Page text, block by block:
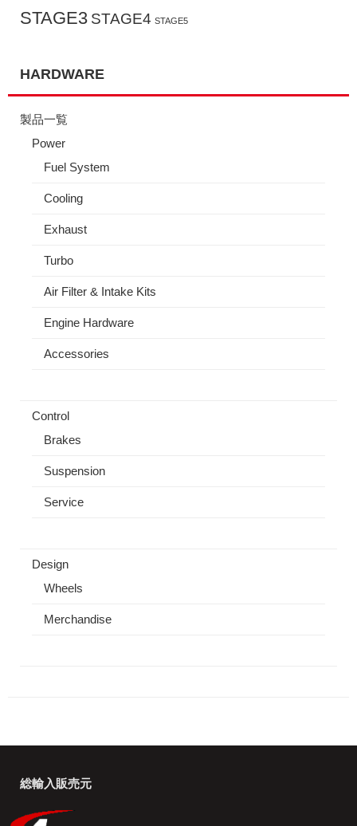
STAGE3 STAGE4 STAGE5
HARDWARE
製品一覧
Power
Fuel System
Cooling
Exhaust
Turbo
Air Filter & Intake Kits
Engine Hardware
Accessories
Control
Brakes
Suspension
Service
Design
Wheels
Merchandise
総輸入販売元